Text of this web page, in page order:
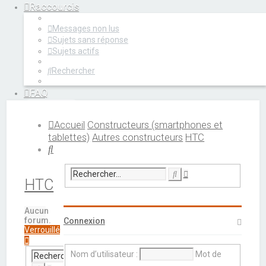
Raccourcis
Messages non lus
Sujets sans réponse
Sujets actifs
Rechercher
FAQ
Accueil Constructeurs (smartphones et
tablettes) Autres constructeurs HTC
HTC
Aucun
forum.
Verrouillé
Rechercher
Recherche
avancée
Connexion
Nom d’utilisateur : Mot de